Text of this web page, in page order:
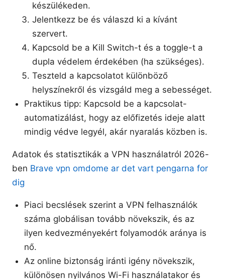
készülékeden.
Jelentkezz be és válaszd ki a kívánt
szervert.
Kapcsold be a Kill Switch-t és a toggle-t a
dupla védelem érdekében (ha szükséges).
Teszteld a kapcsolatot különböző
helyszínekről és vizsgáld meg a sebességet.
Praktikus tipp: Kapcsold be a kapcsolat-
automatizálást, hogy az előfizetés ideje alatt
mindig védve legyél, akár nyaralás közben is.
Adatok és statisztikák a VPN használatról 2026-
ben Brave vpn omdome ar det vart pengarna for
dig
Piaci becslések szerint a VPN felhasználók
száma globálisan tovább növekszik, és az
ilyen kedvezményekért folyamodók aránya is
nő.
Az online biztonság iránti igény növekszik,
különösen nyilvános Wi-Fi használatakor és